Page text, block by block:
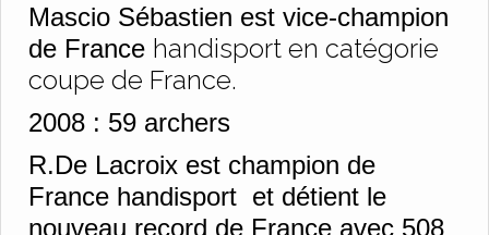
Mascio Sébastien est vice-champion
de France handisport en catégorie
coupe de France.
2008 : 59 archers
R.De Lacroix est champion de
France handisport et détient le
nouveau record de France avec 508